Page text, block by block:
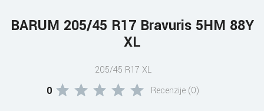
BARUM 205/45 R17 Bravuris 5HM 88Y
XL
205/45 R17 XL
0 Recenzije (0)